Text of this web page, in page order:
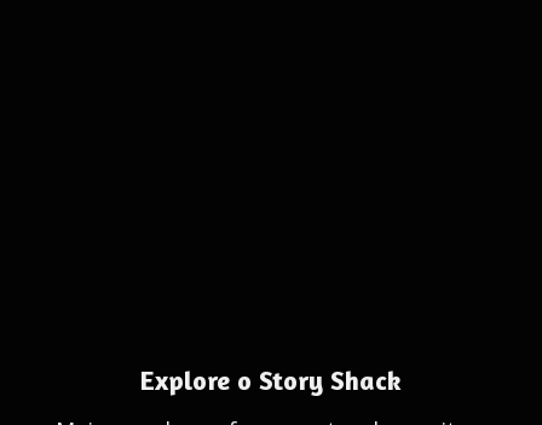
Explore o Story Shack